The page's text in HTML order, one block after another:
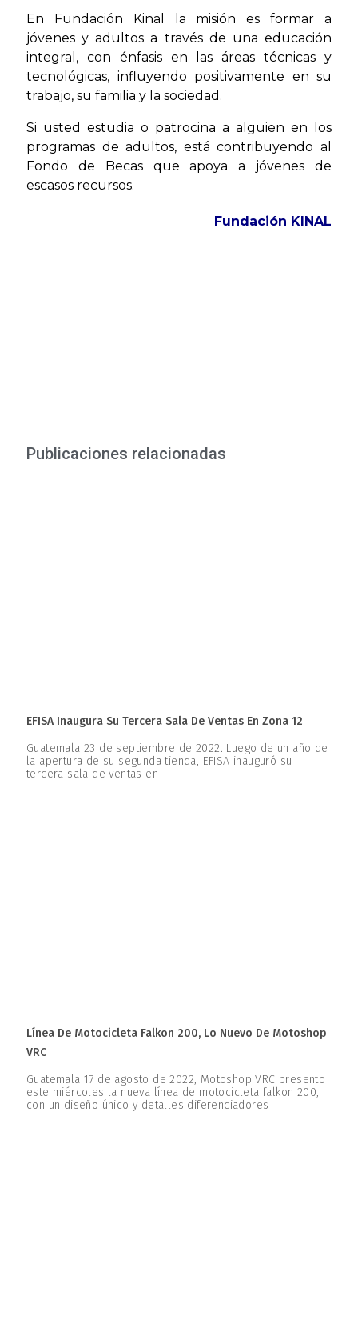
En Fundación Kinal la misión es formar a
jóvenes y adultos a través de una educación
integral, con énfasis en las áreas técnicas y
tecnológicas, influyendo positivamente en su
trabajo, su familia y la sociedad.
Si usted estudia o patrocina a alguien en los
programas de adultos, está contribuyendo al
Fondo de Becas que apoya a jóvenes de
escasos recursos.
Fundación KINAL
Publicaciones relacionadas
EFISA Inaugura Su Tercera Sala De Ventas En Zona 12
Guatemala 23 de septiembre de 2022. Luego de un año de
la apertura de su segunda tienda, EFISA inauguró su
tercera sala de ventas en
Línea De Motocicleta Falkon 200, Lo Nuevo De Motoshop
VRC
Guatemala 17 de agosto de 2022, Motoshop VRC presento
este miércoles la nueva línea de motocicleta falkon 200,
con un diseño único y detalles diferenciadores